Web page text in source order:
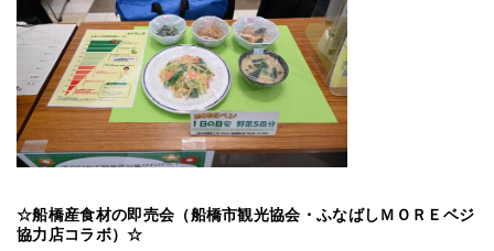
☆船橋産食材の即売会（船橋市観光協会・ふなばしＭＯＲＥベジ
協力店コラボ）☆